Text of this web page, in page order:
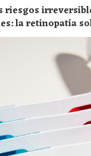
la retinopatía